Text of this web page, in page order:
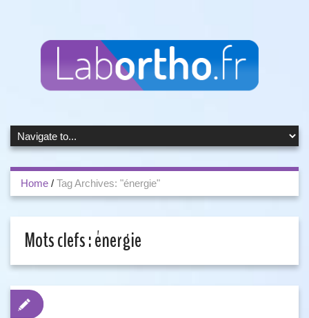
Home / Tag Archives: "énergie"
Mots clefs :énergie